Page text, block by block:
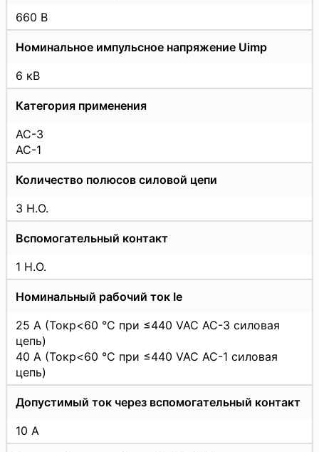
660 В
Номинальное импульсное напряжение Uimp
6 кВ
Категория применения
AC-3
AC-1
Количество полюсов силовой цепи
3 Н.О.
Вспомогательный контакт
1 Н.О.
Номинальный рабочий ток Iе
25 А (Токр<60 °C при ≤440 VAC AC-3 силовая
цепь)
40 А (Токр<60 °C при ≤440 VAC AC-1 силовая
цепь)
Допустимый ток через вспомогательный контакт
10 А